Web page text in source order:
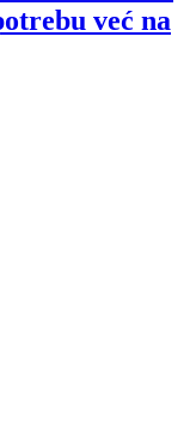
već na